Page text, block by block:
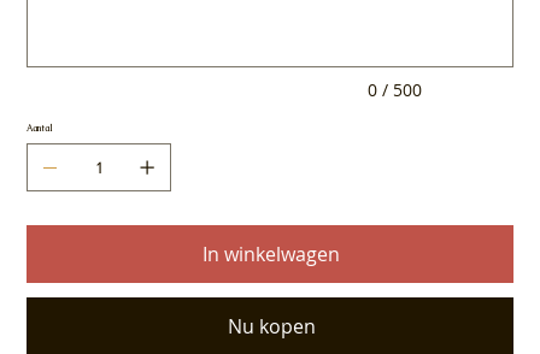
0 / 500
Aantal
In winkelwagen
Nu kopen